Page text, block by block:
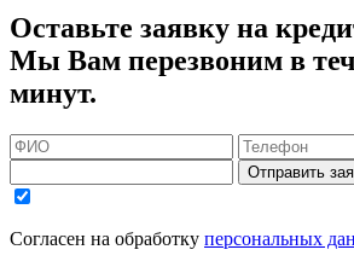
Оставьте заявку на
Мы Вам перезвоним в
минут.
Отправить
Согласен на обработку персональных